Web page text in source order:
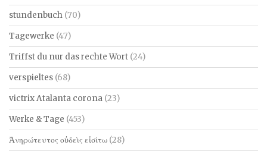
stundenbuch (70)
Tagewerke (47)
Triffst du nur das rechte Wort (24)
verspieltes (68)
victrix Atalanta corona (23)
Werke & Tage (453)
Ἀνηρώτευτος οὐδεὶς εἰσίτω (28)